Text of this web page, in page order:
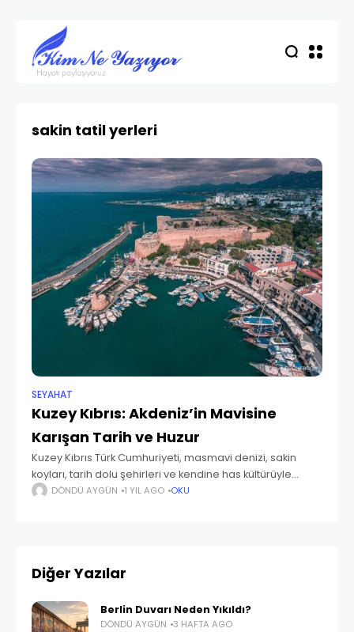
sakin tatil yerleri
SEYAHAT
Kuzey Kıbrıs: Akdeniz’in Mavisine
Karışan Tarih ve Huzur
Kuzey Kıbrıs Türk Cumhuriyeti, masmavi denizi, sakin
koyları, tarih dolu şehirleri ve kendine has kültürüyle
Akdeniz’in kalbindeki gizli bir cennet. Türkiye’den sadece
DÖNDÜ AYGÜN 1 YIL AGO OKU
Diğer Yazılar
Berlin Duvarı Neden Yıkıldı?
DÖNDÜ AYGÜN 3 HAFTA AGO